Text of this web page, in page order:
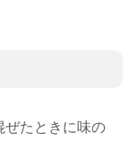
ぜたときに味の